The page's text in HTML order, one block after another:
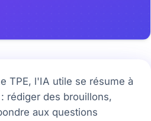
TPE, l'IA utile se résume à
rédiger des brouillons,
aux questions